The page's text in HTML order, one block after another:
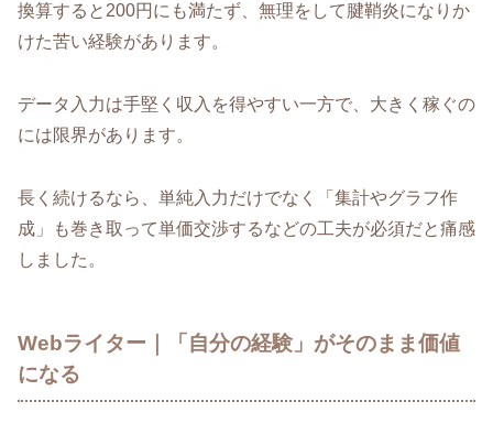
換算すると200円にも満たず、無理をして腱鞘炎になりか
けた苦い経験があります。
データ入力は手堅く収入を得やすい一方で、大きく稼ぐの
には限界があります。
長く続けるなら、単純入力だけでなく「集計やグラフ作
成」も巻き取って単価交渉するなどの工夫が必須だと痛感
しました。
Webライター｜「自分の経験」がそのまま価値
になる